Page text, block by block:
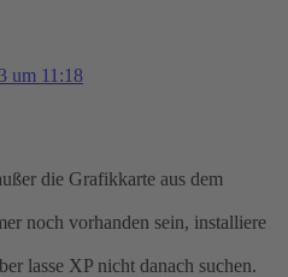
um 11:18
die Grafikkarte aus dem
noch vorhanden sein, installiere
lasse XP nicht danach suchen.